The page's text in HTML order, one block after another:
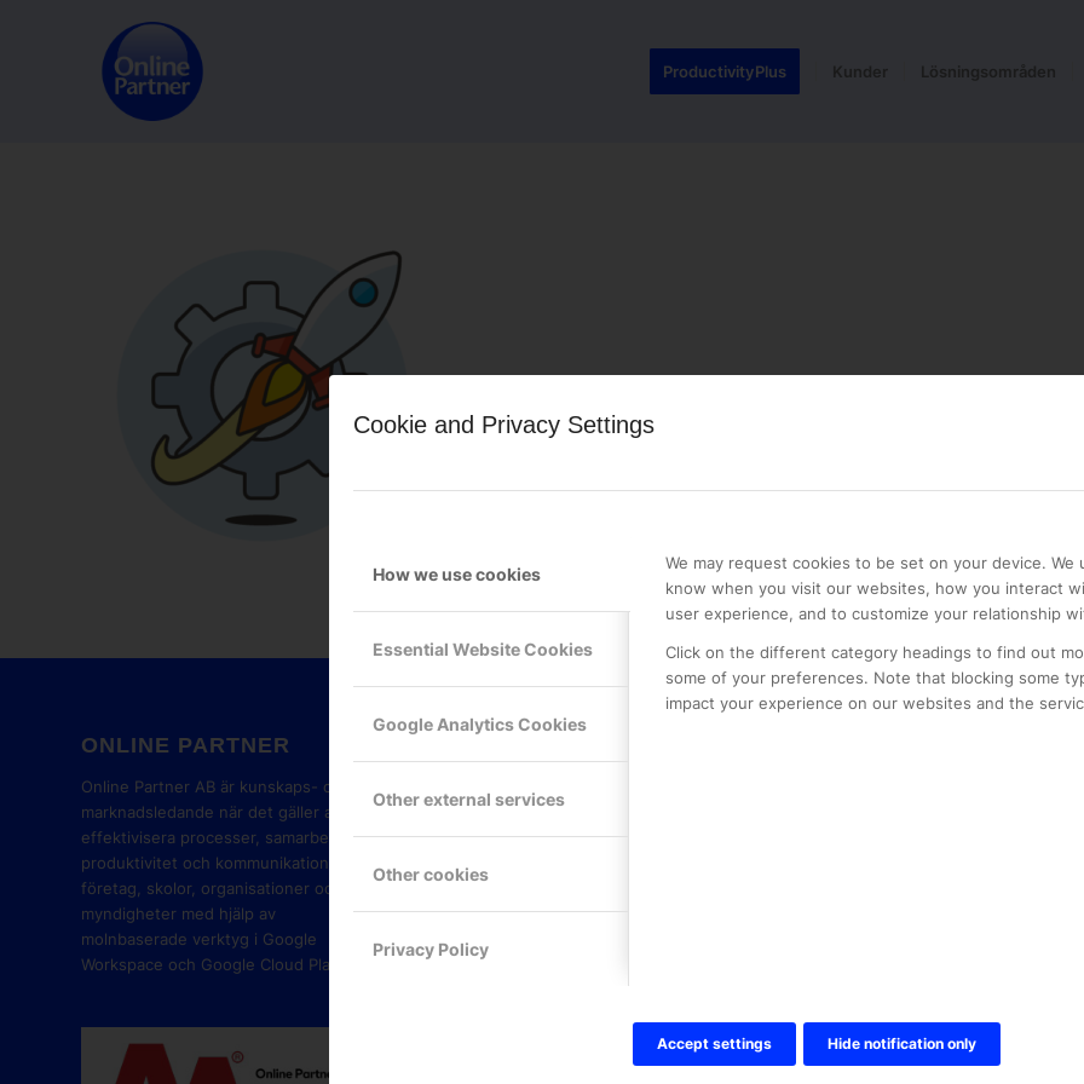
Cookie and Privacy Settings
How we use cookies
Essential Website Cookies
Google Analytics Cookies
Other external services
Other cookies
Privacy Policy
We may request cookies to be set on your device. We
know when you visit our websites, how you interact
user experience, and to customize your relationship
Click on the different category headings to find out
some of your preferences. Note that blocking some
impact your experience on our websites and the
Accept settings Hide notification only
ProductivityPlus Kunder Lösningsområden
ONLINE PARTNER
Online Partner AB är kunskaps- och
marknadsledande när det gäller att
effektivisera processer, samarbete,
produktivitet och kommunikation i
företag, skolor, organisationer och
myndigheter med hjälp av
molnbaserade verktyg i Google
Workspace och Google Cloud Platform.
FÖLJ OSS!
LinkedIn